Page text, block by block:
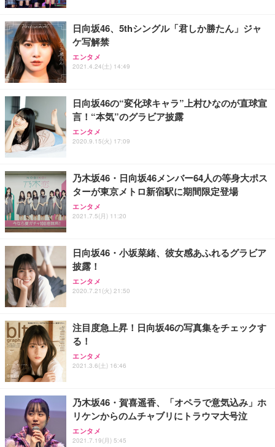
務用 おしゃれ パソコンチェア (ブラック)
Sezlife オフィスチェア デスクチェア 疲れない テレ
ワーク チェア 強化バックレスト 30度ロッキング機
能 人間工学 椅子 腰サポート 90度跳ね上げ式アーム
務用 おしゃれ パソコンチェア (ホワイト)
ANDWINT オフィスチェア デスクチェア 肘なし メ
ッシュ 通気性 ランバーサポート付き 腰サポート ガ
ス圧無段階昇降 360度回転 キャスター付き コンパク
【整備済み品】Dell E2724HS 27インチ 液晶モニタ
ー フルHD（1920×1080）VA 非光沢 HDMI/DisplayP
ort/VGA スピーカー内蔵 高さ調整 スイベル VESA対
【MiniLED/24.5inch/280Hz/FHD】GRAPHT THE S
HOOTER Gaming Monitor 24” Essential ゲーミン
グモニター QD 24.5インチ 1ms FHD 量子ドット 残
Smart Basic(スマートベーシック) 【Amazon.co.jp
限定】 Smart Basic アイリスオーヤマ ペットシーツ
超厚型 お徳用 ワイド 100枚入 (x 1) (ケース販売)
アイリスオーヤマ ペットシーツ 超厚型 お徳用 レギ
ュラー 200枚入【Amazon.co.jp限定】
日向坂46、5thシングル「君しか勝たん」ジャ
ケ写解禁
エンタメ
2021.4.24(土) 14:49
日向坂46の“変化球キャラ”上村ひなのが直球宣
言！“本気”のグラビア披露
エンタメ
2020.9.15(火) 17:09
乃木坂46・日向坂46メンバー64人の等身大ポス
ターが東京メトロ新宿駅に期間限定登場
エンタメ
2021.7.5(月) 11:20
日向坂46・小坂菜緒、彼女感あふれるグラビア
披露！
エンタメ
2020.7.21(火) 21:50
注目度急上昇！日向坂46の写真集をチェックす
る！
エンタメ
2021.3.6(土) 16:46
乃木坂46・賀喜遥香、「オペラで意気込み」ホ
リケンからのムチャブリにトラウマ大号泣
エンタメ
2021.7.19(月) 5:45